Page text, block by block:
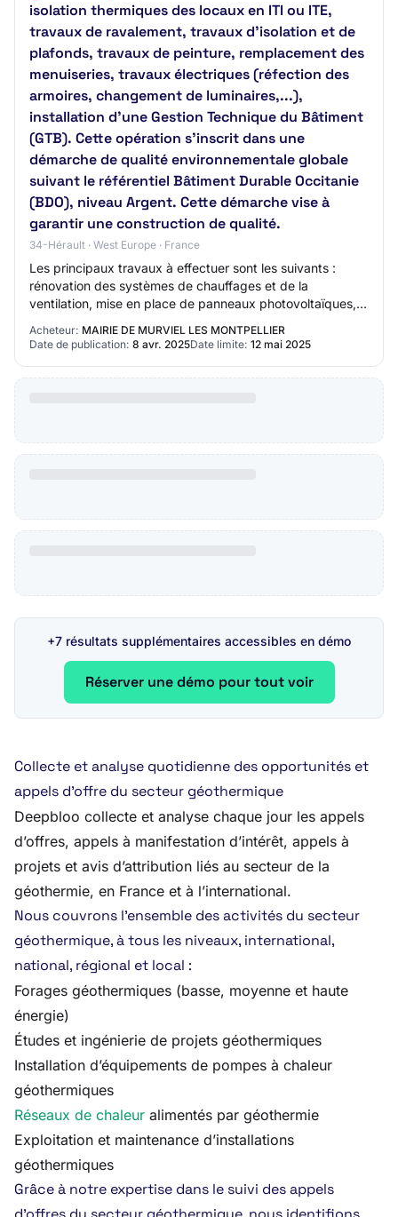
isolation thermiques des locaux en ITI ou ITE,
travaux de ravalement, travaux d'isolation et de
plafonds, travaux de peinture, remplacement des
menuiseries, travaux électriques (réfection des
armoires, changement de luminaires,...),
installation d'une Gestion Technique du Bâtiment
(GTB). Cette opération s'inscrit dans une
démarche de qualité environnementale globale
suivant le référentiel Bâtiment Durable Occitanie
(BDO), niveau Argent. Cette démarche vise à
garantir une construction de qualité.
34-Hérault · West Europe · France
Les principaux travaux à effectuer sont les suivants :
rénovation des systèmes de chauffages et de la
ventilation, mise en place de panneaux photovoltaïques,
Acheteur: MAIRIE DE MURVIEL LES MONTPELLIER
Date de publication: 8 avr. 2025Date limite: 12 mai 2025
+7 résultats supplémentaires accessibles en démo
Réserver une démo pour tout voir
Collecte et analyse quotidienne des opportunités et
appels d’offre du secteur géothermique
Deepbloo collecte et analyse chaque jour les appels
d’offres, appels à manifestation d’intérêt, appels à
projets et avis d’attribution liés au secteur de la
géothermie, en France et à l’international.
Nous couvrons l’ensemble des activités du secteur
géothermique, à tous les niveaux, international,
national, régional et local :
Forages géothermiques (basse, moyenne et haute
énergie)
Études et ingénierie de projets géothermiques
Installation d’équipements de pompes à chaleur
géothermiques
Réseaux de chaleur alimentés par géothermie
Exploitation et maintenance d’installations
géothermiques
Grâce à notre expertise dans le suivi des appels